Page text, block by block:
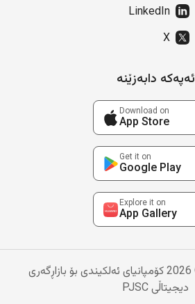
LinkedIn
X
ئەپەکە دابەزێنە
Download on
App Store
Get it on
Google Play
Explore it on
App Gallery
مافی لەبەرگرتنەوە © 2026 کۆمپانیای ئەلکیندی بۆ بازاڕگەری
دیجیتاڵی PJSC